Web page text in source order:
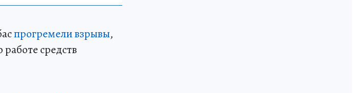
прогремели взрывы,
средств